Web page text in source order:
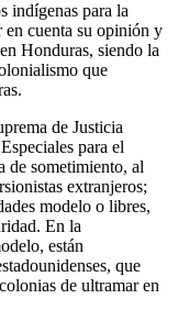
indígenas para la
en cuenta su opinión y
Honduras, siendo la
que
de Justicia
para el
de sometimiento, al
extranjeros;
modelo o libres,
En la
están
que
de ultramar en